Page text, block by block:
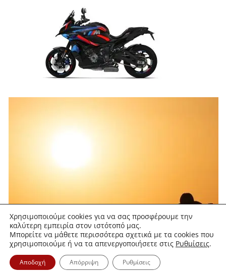
Χρησιμοποιούμε cookies για να σας προσφέρουμε την
καλύτερη εμπειρία στον ιστότοπό μας.
Μπορείτε να μάθετε περισσότερα σχετικά με τα cookies που
χρησιμοποιούμε ή να τα απενεργοποιήσετε στις Ρυθμίσεις.
Αποδοχή Απόρριψη Ρυθμίσεις